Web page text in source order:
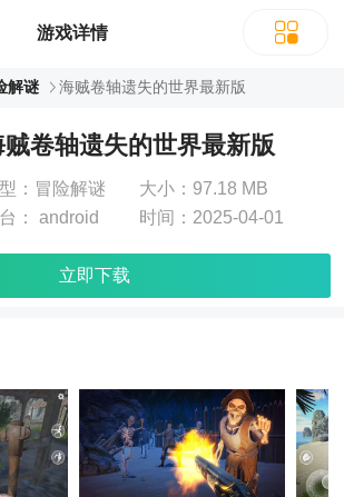
游戏详情
解谜 海贼卷轴遗失的世界最新版
贼卷轴遗失的世界最新版
： 冒险解谜 大小： 97.18 MB
：
android 时间： 2025-04-01
立即下载